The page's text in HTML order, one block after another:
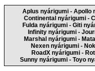
Aplus nyárigumi- Apollo
Continental nyárigumi-
Fulda nyárigumi - Giti
Infinity nyárigumi-
Marshal nyárigumi-
Nexen nyárigumi-
RoadX nyárigumi -
Sunny nyárigumi - Toyo